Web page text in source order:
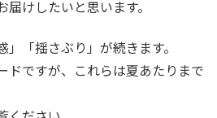
けしたいと思います。
「揺さぶり」が続きます。
ドですが、これらは夏あたりまで